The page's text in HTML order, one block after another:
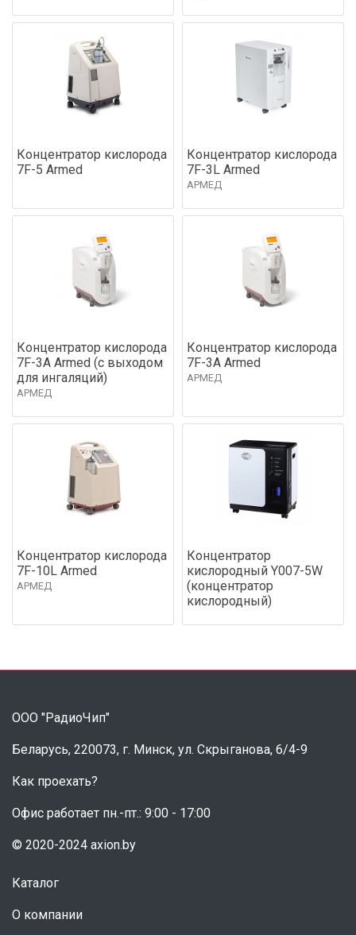
Концентратор кислорода
7F-5 Armed
Концентратор кислорода
7F-3L Armed
АРМЕД
Концентратор кислорода
7F-3A Armed (с выходом
для ингаляций)
АРМЕД
Концентратор кислорода
7F-3A Armed
АРМЕД
Концентратор кислорода
7F-10L Armed
АРМЕД
Концентратор
кислородный Y007-5W
(концентратор
кислородный)
ООО "РадиоЧип"
Беларусь, 220073, г. Минск, ул. Скрыганова, 6/4-9
Как проехать?
Офис работает пн.-пт.: 9:00 - 17:00
© 2020-2024 axion.by
Каталог
О компании